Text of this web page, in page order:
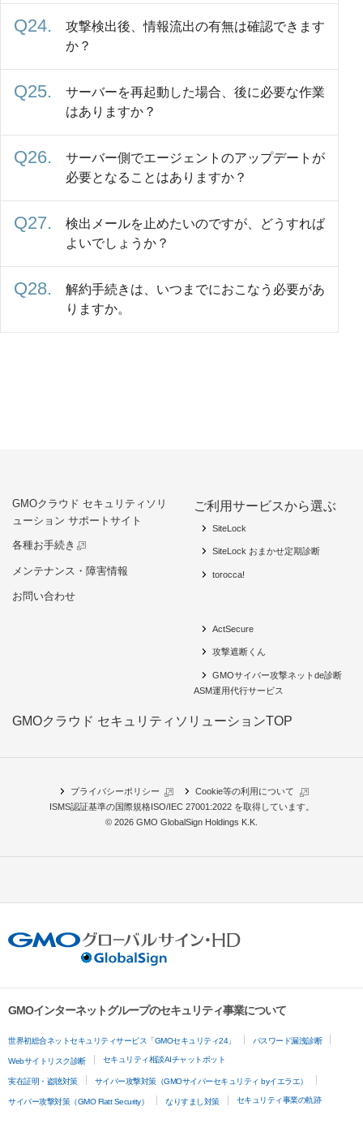
攻撃検出後、情報流出の有無は確認できます
か？
サーバーを再起動した場合、後に必要な作業
はありますか？
サーバー側でエージェントのアップデートが
必要となることはありますか？
検出メールを止めたいのですが、どうすれば
よいでしょうか？
解約手続きは、いつまでにおこなう必要があ
りますか。
GMOクラウド セキュリティソリ
ューション サポートサイト
各種お手続き
メンテナンス・障害情報
お問い合わせ
ご利用サービスから選ぶ
SiteLock
SiteLock おまかせ定期診断
torocca!
ActSecure
攻撃遮断くん
GMOサイバー攻撃ネットde診断
ASM運用代行サービス
GMOクラウド セキュリティソリューションTOP
プライバシーポリシー
Cookie等の利用について
ISMS認証基準の国際規格ISO/IEC 27001:2022 を取得しています。
© 2026 GMO GlobalSign Holdings K.K.
GMOインターネットグループのセキュリティ事業について
世界初総合ネットセキュリティサービス「GMOセキュリティ24」 パスワード漏洩診断
Webサイトリスク診断 セキュリティ相談AIチャットボット
実在証明・盗聴対策 サイバー攻撃対策（GMOサイバーセキュリティ byイエラエ）
サイバー攻撃対策（GMO Flatt Security） なりすまし対策 セキュリティ事業の軌跡